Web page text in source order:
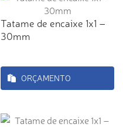
Tatame de encaixe 1x1 –
30mm
ORÇAMENTO